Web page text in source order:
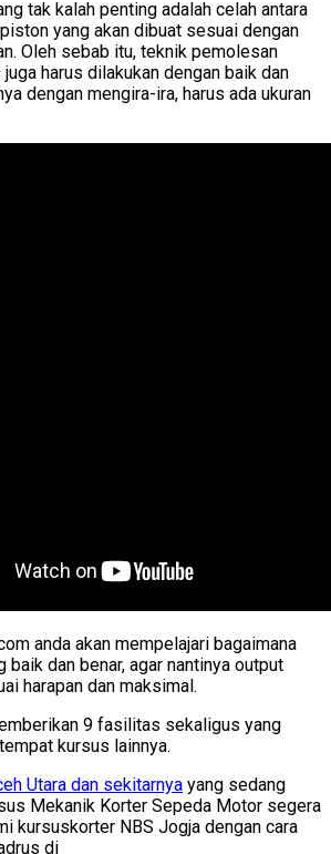
tak kalah penting adalah celah antara
yang akan dibuat sesuai dengan
Oleh sebab itu, teknik pemolesan
harus dilakukan dengan baik dan
dengan mengira-ira, harus ada ukuran
anda akan mempelajari bagaimana
dan benar, agar nantinya output
harapan dan maksimal.
9 fasilitas sekaligus yang
kursus lainnya.
Utara dan sekitarnya yang sedang
Mekanik Korter Sepeda Motor segera
kursuskorter NBS Jogja dengan cara
di